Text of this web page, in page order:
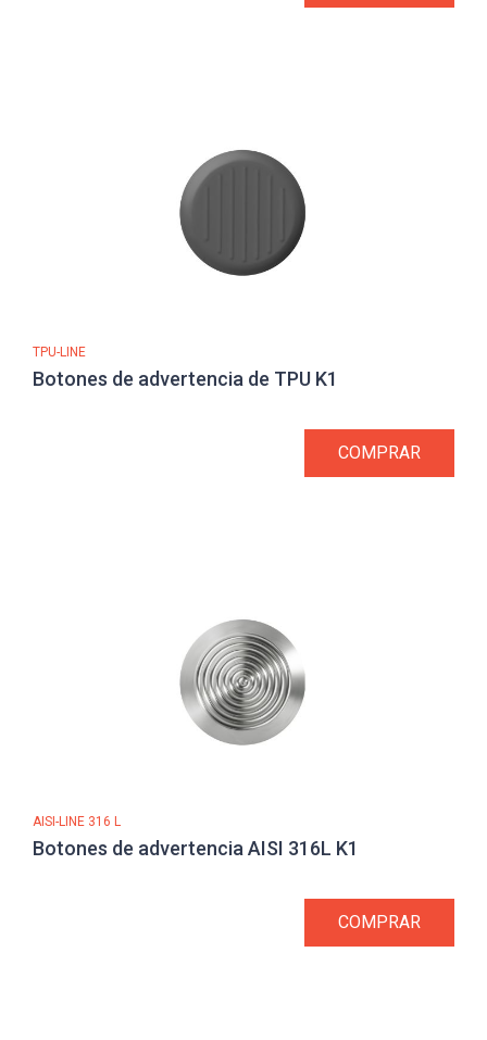
TPU-LINE
Botones de advertencia de TPU K1
COMPRAR
AISI-LINE 316 L
Botones de advertencia AISI 316L K1
COMPRAR